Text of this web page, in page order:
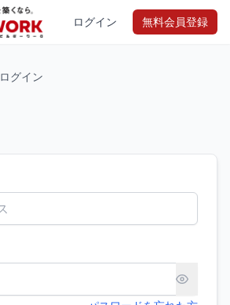
ログイン 無料会員登録
ログイン